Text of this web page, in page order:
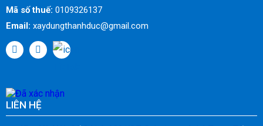
Mã số thuế: 0109326137
Email: xaydungthanhduc@gmail.com
LIÊN HỆ